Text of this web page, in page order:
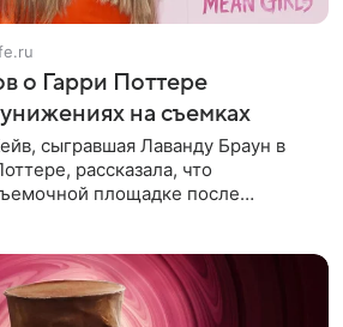
о Гарри Поттере
на съемках
сыгравшая Лаванду Браун в
рассказала, что
площадке после